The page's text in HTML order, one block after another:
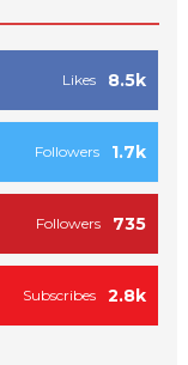
8.5k
Likes
1.7k
Followers
735
Followers
2.8k
Subscribes